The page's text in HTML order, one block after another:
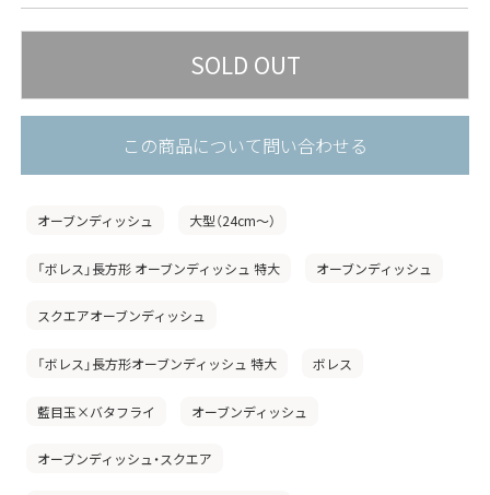
この商品について問い合わせる
オーブンディッシュ 大型（24cm〜）
「ボレス」長方形 オーブンディッシュ 特大 オーブンディッシュ
スクエアオーブンディッシュ
「ボレス」長方形オーブンディッシュ 特大 ボレス
藍目玉×バタフライ オーブンディッシュ
オーブンディッシュ・スクエア